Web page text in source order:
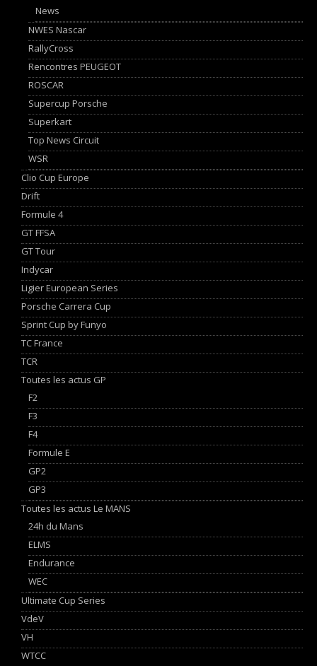
News
NWES Nascar
RallyCross
Rencontres PEUGEOT
ROSCAR
Supercup Porsche
Superkart
Top News Circuit
WSR
Clio Cup Europe
Drift
Formule 4
GT FFSA
GT Tour
Indycar
Ligier European Series
Porsche Carrera Cup
Sprint Cup by Funyo
TC France
TCR
Toutes les actus GP
F2
F3
F4
Formule E
GP2
GP3
Toutes les actus Le MANS
24h du Mans
ELMS
Endurance
WEC
Ultimate Cup Series
VdeV
VH
WTCC